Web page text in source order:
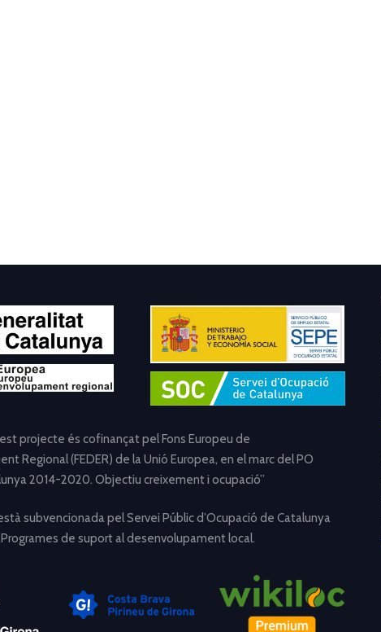
projecte és cofinançat pel Fons Europeu de
Regional (FEDER) de la Unió Europea, en el marc del PO
2014-2020. Objectiu creixement i ocupació”
subvencionada pel Servei Públic d’Ocupació de Catalunya
de suport al desenvolupament local.